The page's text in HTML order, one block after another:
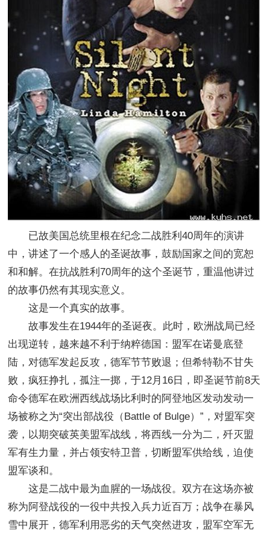
已故美国总统里根在纪念二战胜利40周年的演讲
中，讲述了一个感人的圣诞故事，鼓励国家之间的宽恕
和和解。在抗战胜利70周年的这个圣诞节，重温他讲过
的故事仍然有其现实意义。
这是一个真实的故事。
故事发生在1944年的圣诞夜。此时，欧洲战局已经
出现逆转，越来越不利于纳粹德国：盟军在诺曼底登
陆，对德军发起反攻，德军节节败退；但希特勒不甘失
败，疯狂挣扎，孤注一掷，于12月16日，即圣诞节前8天
命令德军在欧洲西线战场比利时的阿登地区发动发动一
场被称之为“突出部战役（Battle of Bulge）”，对盟军突
袭，以期突破英美盟军战线，将西线一分为二，歼灭盟
军有生力量，并占领安特卫普，切断盟军供给线，迫使
盟军谈和。
这是二战中最为血腥的一场战役。双方在这场亦被
称为阿登战役的一役中共投入兵力近百万；战争在暴风
雪中展开，德军利用恶劣的天气突然进攻，盟军空军无